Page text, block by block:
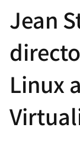
Jean
Linux